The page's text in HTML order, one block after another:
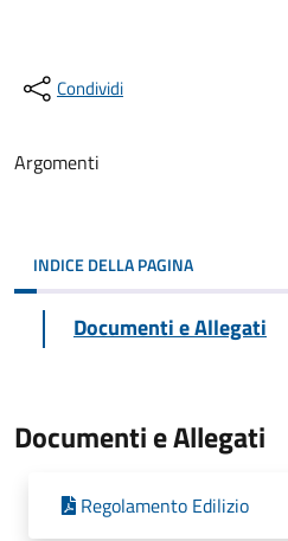
Condividi
Argomenti
INDICE DELLA PAGINA
Documenti e Allegati
Documenti e Allegati
Regolamento Edilizio